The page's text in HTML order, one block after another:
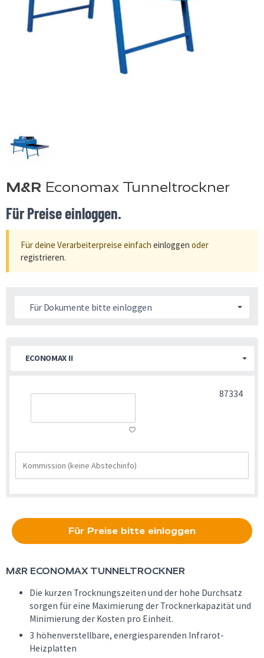
M&R Economax Tunneltrockner
Für Preise einloggen.
Für deine Verarbeiterpreise einfach einloggen oder
registrieren.
Für Dokumente bitte einloggen
ECONOMAX II
87334
Für Preise bitte einloggen
M&R ECONOMAX TUNNELTROCKNER
Die kurzen Trocknungszeiten und der hohe Durchsatz
sorgen für eine Maximierung der Trocknerkapazität und
Minimierung der Kosten pro Einheit.
3 höhenverstellbare, energiesparenden Infrarot-
Heizplatten